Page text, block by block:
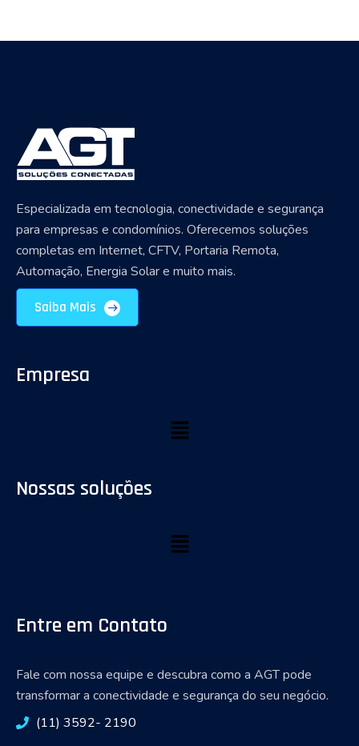
Especializada em tecnologia, conectividade e segurança
para empresas e condomínios. Oferecemos soluções
completas em Internet, CFTV, Portaria Remota,
Automação, Energia Solar e muito mais.
Saiba Mais
Empresa
Nossas soluções
Entre em Contato
Fale com nossa equipe e descubra como a AGT pode
transformar a conectividade e segurança do seu negócio.
(11) 3592- 2190